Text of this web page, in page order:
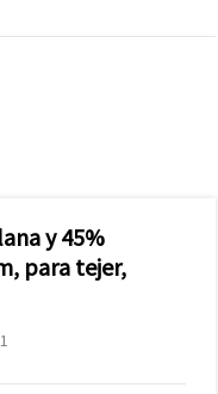
y 45%
para tejer,